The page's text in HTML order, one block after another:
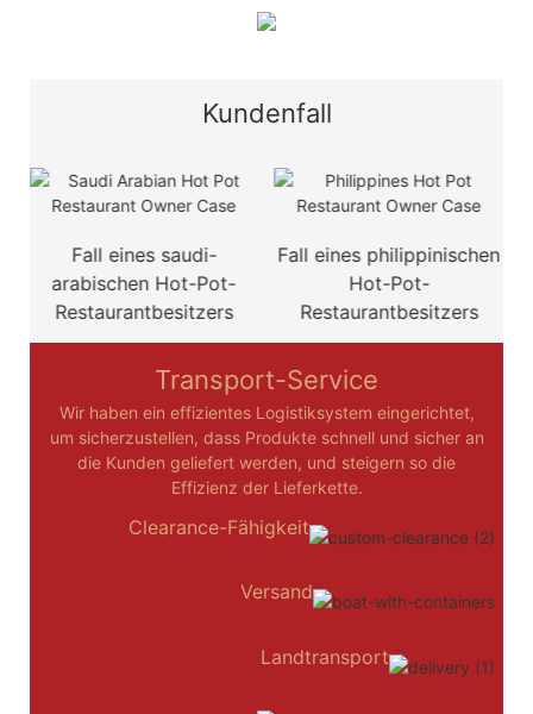
Kundenfall
Fall eines saudi-
arabischen Hot-Pot-
Restaurantbesitzers
Fall eines philippinischen
Hot-Pot-
Restaurantbesitzers
Transport-Service
Wir haben ein effizientes Logistiksystem eingerichtet,
um sicherzustellen, dass Produkte schnell und sicher an
die Kunden geliefert werden, und steigern so die
Effizienz der Lieferkette.
Clearance-Fähigkeit
Versand
Landtransport